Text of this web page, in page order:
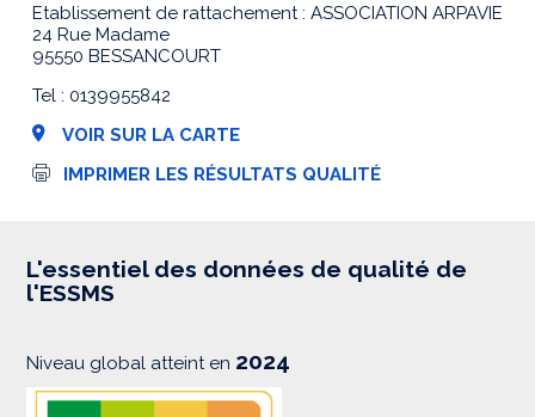
Etablissement de rattachement : ASSOCIATION ARPAVIE
24 Rue Madame
95550 BESSANCOURT
Tel : 0139955842
VOIR SUR LA CARTE
I
s
i
IMPRIMER LES RÉSULTATS QUALITÉ
L'essentiel des données de qualité de
l'ESSMS
Niveau global atteint en 2024